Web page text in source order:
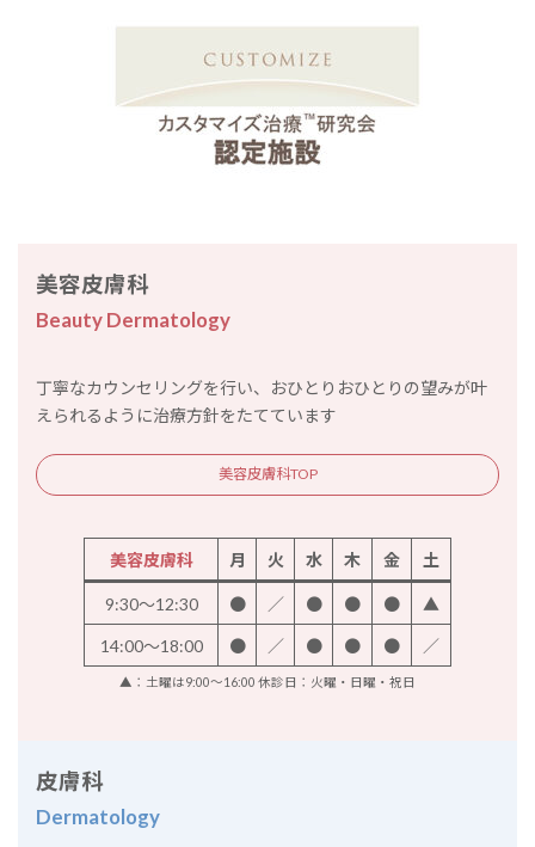
美容皮膚科
Beauty Dermatology
丁寧なカウンセリングを行い、おひとりおひとりの望みが叶
えられるように治療方針をたてています
美容皮膚科TOP
美容皮膚科 月 火 水 木 金 土
9:30～12:30 ● ／ ● ● ● ▲
14:00～18:00 ● ／ ● ● ● ／
▲：土曜は9:00～16:00 休診日：火曜・日曜・祝日
皮膚科
Dermatology